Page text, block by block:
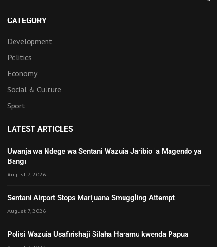
CATEGORY
Development
Politics
Economy
Social & Culture
Sport
LATEST ARTICLES
Uwanja wa Ndege wa Sentani Wazuia Jaribio la Magendo ya
Bangi
August 7, 2026
Sentani Airport Stops Marijuana Smuggling Attempt
August 7, 2026
Polisi Wazuia Usafirishaji Silaha Haramu kwenda Papua